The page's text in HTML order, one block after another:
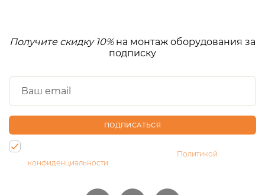
Получите скидку 10%на монтаж оборудования за
подписку
ПОДПИСАТЬСЯ
Политикой
конфиденциальности